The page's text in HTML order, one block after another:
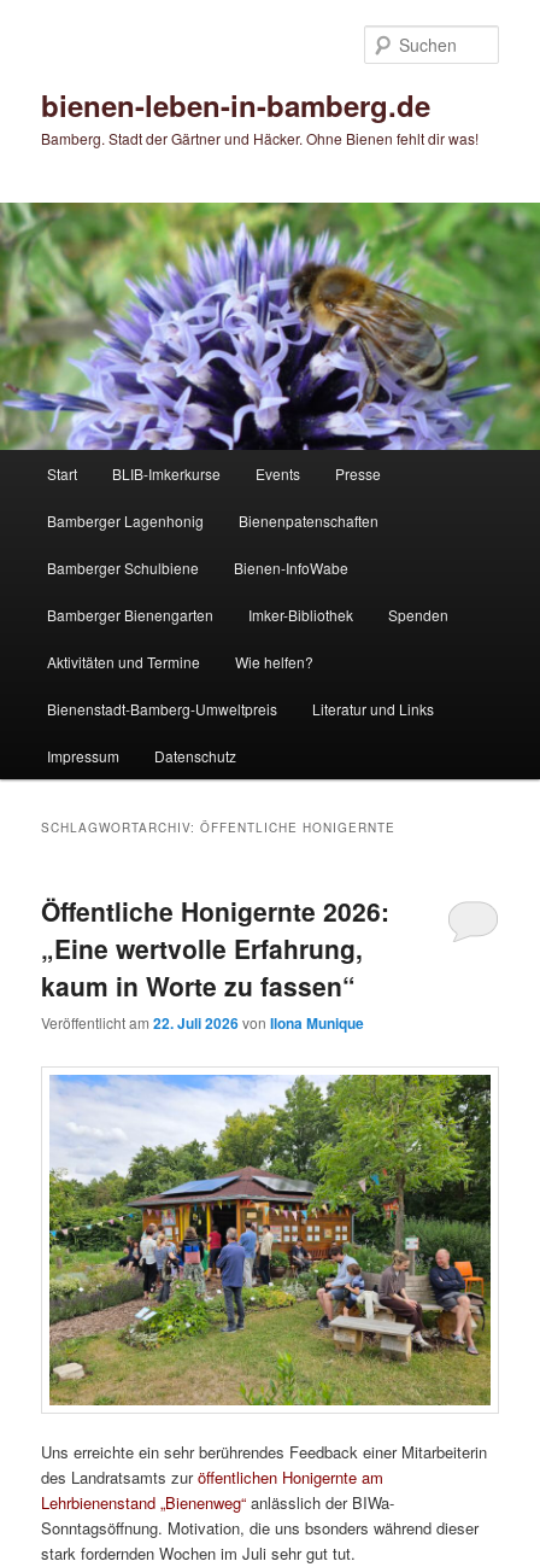
bienen-leben-in-bamberg.de
Bamberg. Stadt der Gärtner und Häcker. Ohne Bienen fehlt dir was!
Start BLIB-Imkerkurse Events Presse
Bamberger Lagenhonig Bienenpatenschaften
Bamberger Schulbiene Bienen-InfoWabe
Bamberger Bienengarten Imker-Bibliothek Spenden
Aktivitäten und Termine Wie helfen?
Bienenstadt-Bamberg-Umweltpreis Literatur und Links
Impressum Datenschutz
SCHLAGWORTARCHIV:ÖFFENTLICHE HONIGERNTE
Öffentliche Honigernte 2026:
„Eine wertvolle Erfahrung,
kaum in Worte zu fassen“
Veröffentlicht am22. Juli 2026vonIlona Munique
Uns erreichte ein sehr berührendes Feedback einer Mitarbeiterin
des Landratsamts zuröffentlichen Honigernte am
Lehrbienenstand „Bienenweg“ anlässlich der BIWa-
Sonntagsöffnung. Motivation, die uns bsonders während dieser
stark fordernden Wochen im Juli sehr gut tut.